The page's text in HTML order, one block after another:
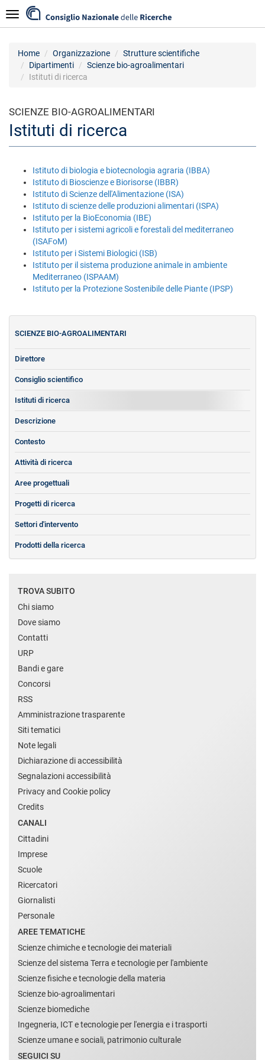
al
contenuto
Navigazione
Home Organizzazione
Strutture scientifiche
Dipartimenti
Scienze bio-agroalimentari
Istituti di ricerca
SCIENZE BIO-AGROALIMENTARI
Istituti di ricerca
Istituto di biologia e biotecnologia agraria (IBBA)
Istituto di Bioscienze e Biorisorse (IBBR)
Istituto di Scienze dell'Alimentazione (ISA)
Istituto di scienze delle produzioni alimentari (ISPA)
Istituto per la BioEconomia (IBE)
Istituto per i sistemi agricoli e forestali del mediterraneo
(ISAFoM)
Istituto per i Sistemi Biologici (ISB)
Istituto per il sistema produzione animale in ambiente
Mediterraneo (ISPAAM)
Istituto per la Protezione Sostenibile delle Piante (IPSP)
SCIENZE BIO-AGROALIMENTARI
Direttore
Consiglio scientifico
Istituti di ricerca
Descrizione
Contesto
Attività di ricerca
Aree progettuali
Progetti di ricerca
Settori d'intervento
Prodotti della ricerca
TROVA SUBITO
Chi siamo
Dove siamo
Contatti
URP
Bandi e gare
Concorsi
RSS
Amministrazione trasparente
Siti tematici
Note legali
Dichiarazione di accessibilità
Segnalazioni accessibilità
Privacy and Cookie policy
Credits
CANALI
Cittadini
Imprese
Scuole
Ricercatori
Giornalisti
Personale
AREE TEMATICHE
Scienze chimiche e tecnologie dei materiali
Scienze del sistema Terra e tecnologie per l'ambiente
Scienze fisiche e tecnologie della materia
Scienze bio-agroalimentari
Scienze biomediche
Ingegneria, ICT e tecnologie per l'energia e i trasporti
Scienze umane e sociali, patrimonio culturale
SEGUICI SU